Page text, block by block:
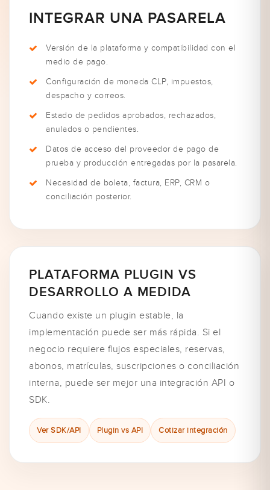
INTEGRAR UNA PASARELA
Versión de la plataforma y compatibilidad con el
medio de pago.
Configuración de moneda CLP, impuestos,
despacho y correos.
Estado de pedidos aprobados, rechazados,
anulados o pendientes.
Datos de acceso del proveedor de pago de
prueba y producción entregadas por la pasarela.
Necesidad de boleta, factura, ERP, CRM o
conciliación posterior.
PLATAFORMA PLUGIN VS
DESARROLLO A MEDIDA
Cuando existe un plugin estable, la
implementación puede ser más rápida. Si el
negocio requiere flujos especiales, reservas,
abonos, matrículas, suscripciones o conciliación
interna, puede ser mejor una integración API o
SDK.
Ver SDK/API Plugin vs API Cotizar integración